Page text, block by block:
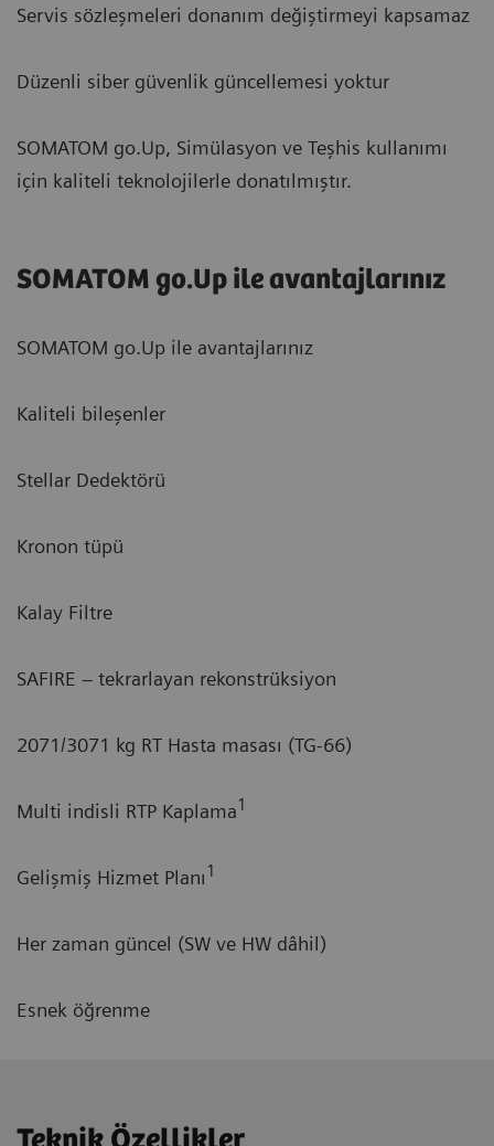
Servis sözleşmeleri donanım değiştirmeyi kapsamaz
Düzenli siber güvenlik güncellemesi yoktur
SOMATOM go.Up, Simülasyon ve Teşhis kullanımı
için kaliteli teknolojilerle donatılmıştır.
SOMATOM go.Up ile avantajlarınız
SOMATOM go.Up ile avantajlarınız
Kaliteli bileşenler
Stellar Dedektörü
Kronon tüpü
Kalay Filtre
SAFIRE – tekrarlayan rekonstrüksiyon
2071/3071 kg RT Hasta masası (TG-66)
Multi indisli RTP Kaplama1
Gelişmiş Hizmet Planı 1
Her zaman güncel (SW ve HW dâhil)
Esnek öğrenme